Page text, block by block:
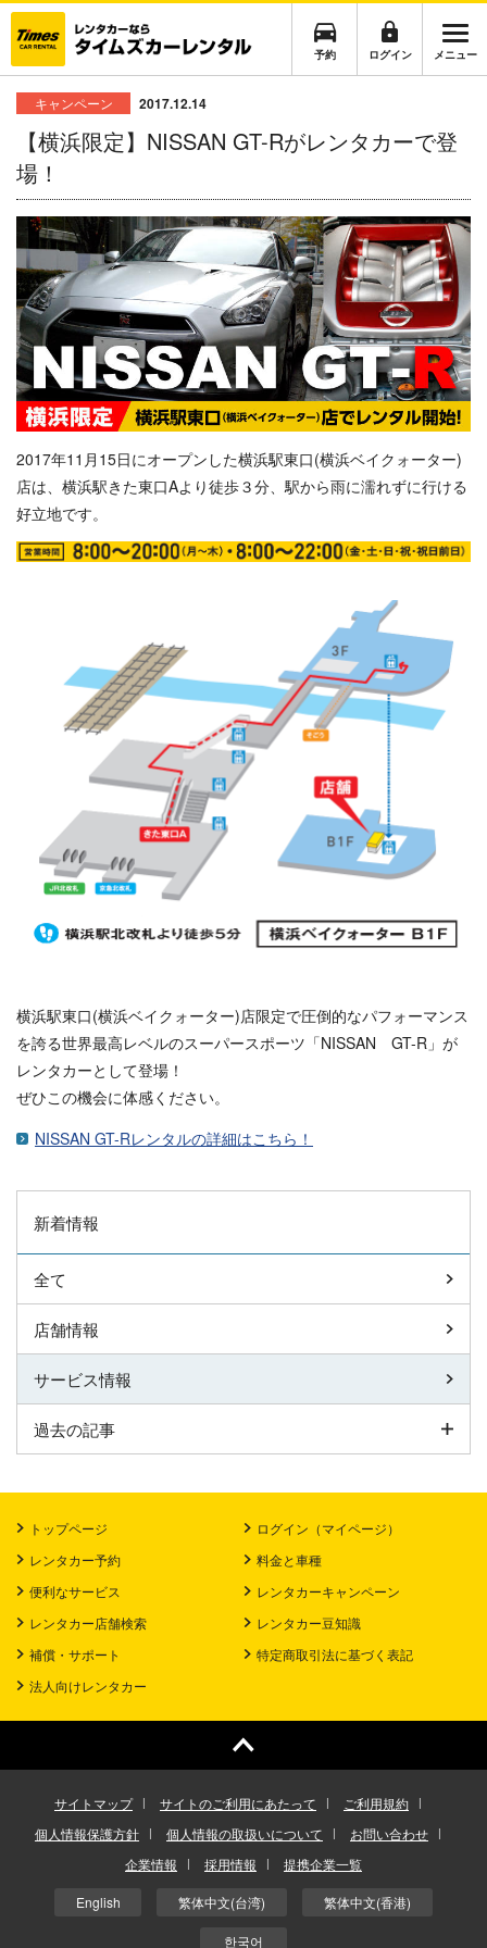
予約 ログイン メニュー
キャンペーン 2017.12.14
【横浜限定】NISSAN GT-Rがレンタカーで登
場！
2017年11月15日にオープンした横浜駅東口(横浜ベイクォーター)
店は、横浜駅きた東口Aより徒歩３分、駅から雨に濡れずに行ける
好立地です。
横浜駅東口(横浜ベイクォーター)店限定で圧倒的なパフォーマンス
を誇る世界最高レベルのスーパースポーツ「NISSAN GT-R」が
レンタカーとして登場！
ぜひこの機会に体感ください。
NISSAN GT-Rレンタルの詳細はこちら！
新着情報
全て
店舗情報
サービス情報
過去の記事
トップページ
ログイン（マイページ）
レンタカー予約
料金と車種
便利なサービス
レンタカーキャンペーン
レンタカー店舗検索
レンタカー豆知識
補償・サポート
特定商取引法に基づく表記
法人向けレンタカー
サイトマップ サイトのご利用にあたって
ご利用規約
個人情報保護方針
個人情報の取扱いについて
お問い合わせ
企業情報
採用情報 提携企業一覧
English 繁体中文(台湾) 繁体中文(香港)
한국어